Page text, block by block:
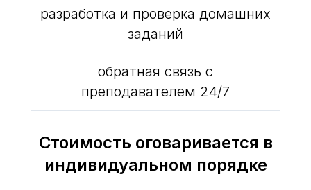
разработка и проверка домашних
заданий
обратная связь с
преподавателем 24/7
Стоимость оговаривается в
индивидуальном порядке